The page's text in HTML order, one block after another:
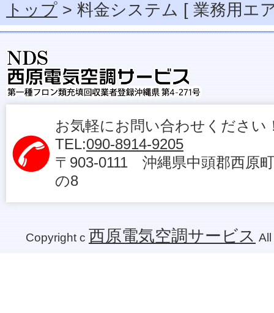
トップ > 料金システム [ 業務用エ
お気軽にお問い合わせください
TEL:090-8914-9205
〒903-0111 沖縄県中頭郡西原
の8
Copyright c 西原電気空調サービス